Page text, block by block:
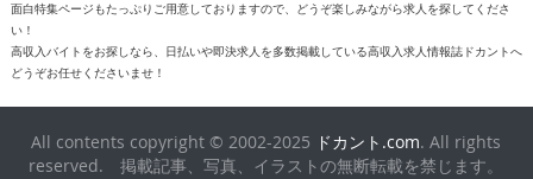
面白特集ページもたっぷりご用意しておりますので、どうぞ楽しみながら求人を探してくださ
い！
高収入バイトをお探しなら、日払いや即決求人を多数掲載している高収入求人情報誌ドカントへ
どうぞお任せくださいませ！
All contents copyright © 2002-2025 ドカント.com. All rights
reserved. 掲載記事、写真、イラストの無断転載を禁じます。